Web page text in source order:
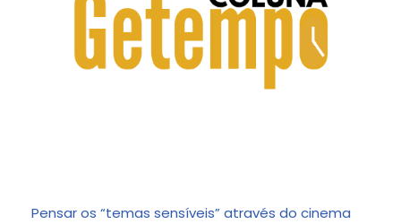
Pensar os “temas sensíveis” através do cinema